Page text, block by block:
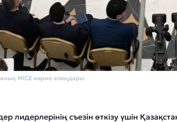
MICE көрме алаңдары
лидерлерінің съезін өткізу үшін